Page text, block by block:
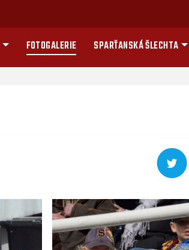
FOTOGALERIE SPARŤANSKÁ ŠLECHTA